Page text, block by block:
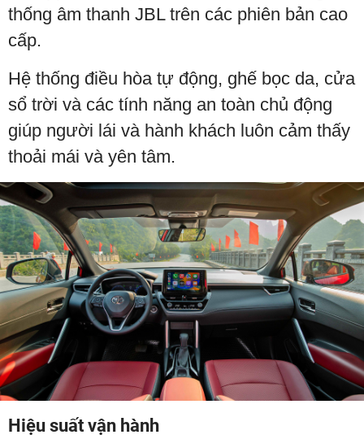
thống âm thanh JBL trên các phiên bản cao
cấp.
Hệ thống điều hòa tự động, ghế bọc da, cửa
sổ trời và các tính năng an toàn chủ động
giúp người lái và hành khách luôn cảm thấy
thoải mái và yên tâm.
Hiệu suất vận hành